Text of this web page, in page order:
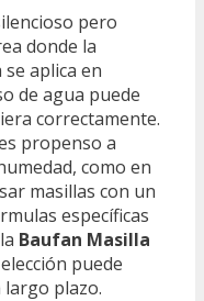
pero
donde la
aplica en
de agua puede
correctamente.
propenso a
como en
masillas con un
específicas
Baufan Masilla
puede
plazo.